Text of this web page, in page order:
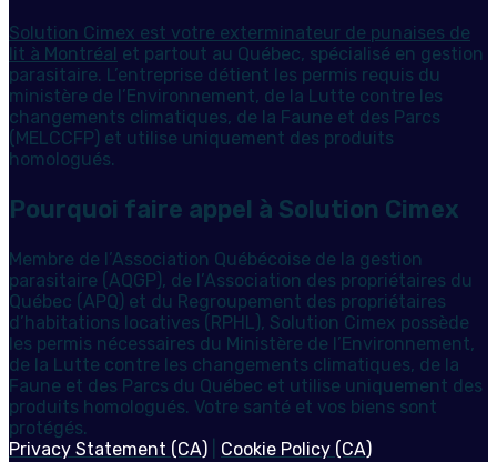
Solution Cimex est votre exterminateur de punaises de
lit à Montréal et partout au Québec, spécialisé en gestion
parasitaire. L’entreprise détient les permis requis du
ministère de l’Environnement, de la Lutte contre les
changements climatiques, de la Faune et des Parcs
(MELCCFP) et utilise uniquement des produits
homologués.
Pourquoi faire appel à Solution Cimex
Membre de l’Association Québécoise de la gestion
parasitaire (AQGP), de l’Association des propriétaires du
Québec (APQ) et du Regroupement des propriétaires
d’habitations locatives (RPHL), Solution Cimex possède
les permis nécessaires du Ministère de l’Environnement,
de la Lutte contre les changements climatiques, de la
Faune et des Parcs du Québec et utilise uniquement des
produits homologués. Votre santé et vos biens sont
protégés.
Privacy Statement (CA)
Cookie Policy (CA)